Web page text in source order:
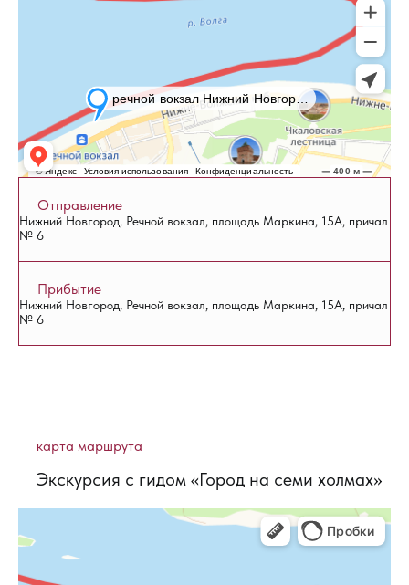
Отправление
Нижний Новгород, Речной вокзал, площадь Маркина, 15А, причал
№ 6
Прибытие
Нижний Новгород, Речной вокзал, площадь Маркина, 15А, причал
№ 6
карта маршрута
Экскурсия с гидом «Город на семи холмах»